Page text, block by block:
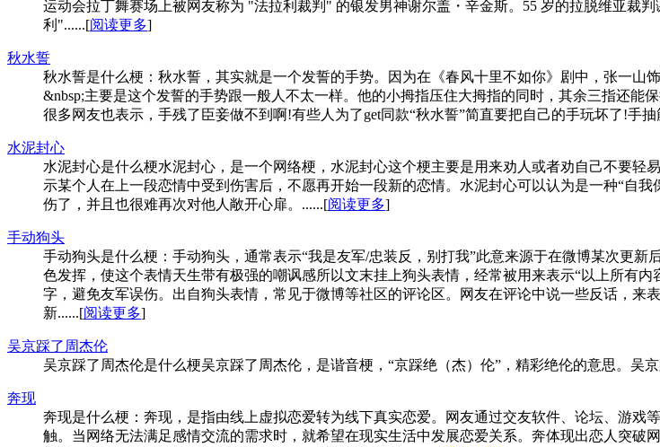
运动会拉丁舞赛场上被网友称为 "法拉利裁判" 的银发男神谢尔盖・辛金斯。55 岁的拉脱维亚裁
利"......[阅读更多]
秋水誓
秋水誓是什么梗：秋水誓，其实就是一个发誓的手势。因为在《春风十里不如你》剧中，张一山
&nbsp;主要是这个发誓的手势跟一般人不太一样。他的小拇指压住大拇指的同时，其余三指还能
很多网友也表示，手残了臣妾做不到啊!有些人为了get同款“秋水誓”简直要把自己的手玩坏了!手
水泥封心
水泥封心是什么梗水泥封心，是一个网络梗，水泥封心这个梗主要是用来劝人或者劝自己不要
示某个人在上一段恋情中受到伤害后，不愿再开始一段新的恋情。水泥封心可以认为是一种“自
伤了，并且也很难再次对他人敞开心扉。......[阅读更多]
手动狗头
手动狗头是什么梗：手动狗头，通常表示“我是友军/忠装反，别打我”此意来源于在微博某次更新
色发挥，使这个表情天生带有极强的嘲讽感所以文末挂上狗头表情，经常被用来表示“以上所有
字，避免友军误伤。出自狗头表情，常见于微博等社区的评论区。网友在评论中说一些反话，
新......[阅读更多]
吴京踩了周杰伦
吴京踩了周杰伦是什么梗吴京踩了周杰伦，是谐音梗，“京踩绝（杰）伦”，精‌‌‌‌‌‌‌‌‌‌‌‌彩绝伦的意思。吴
奔现
奔现是什么梗：奔现，是指由线上虚拟恋爱转为线下真实恋爱。网友通过交友软件、论坛、游
触。当网络无法满足感情交流的需求时，就希望在现实生活中发展恋爱关系。奔体现出恋人突